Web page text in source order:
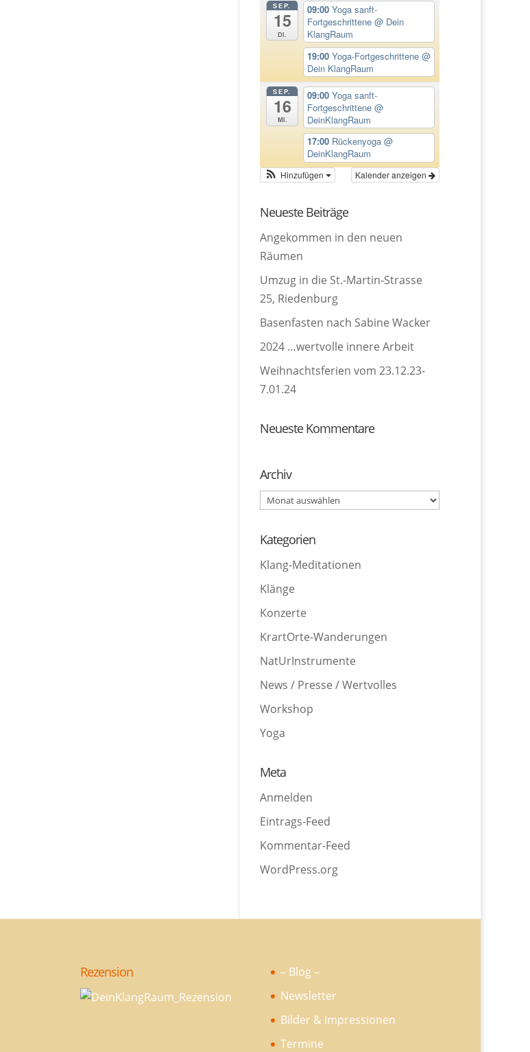
SEP.
15
Di.
09:00 Yoga sanft-
Fortgeschrittene @ Dein
KlangRaum
19:00 Yoga-Fortgeschrittene @
Dein KlangRaum
SEP.
16
Mi.
09:00 Yoga sanft-
Fortgeschrittene @
DeinKlangRaum
17:00 Rückenyoga @
DeinKlangRaum
Kalender anzeigen
Hinzufügen
Neueste Beiträge
Angekommen in den neuen
Räumen
Umzug in die St.-Martin-Strasse
25, Riedenburg
Basenfasten nach Sabine Wacker
2024 …wertvolle innere Arbeit
Weihnachtsferien vom 23.12.23-
7.01.24
Neueste Kommentare
Archiv
Archiv
Kategorien
Klang-Meditationen
Klänge
Konzerte
KrartOrte-Wanderungen
NatUrInstrumente
News / Presse / Wertvolles
Workshop
Yoga
Meta
Anmelden
Eintrags-Feed
Kommentar-Feed
WordPress.org
Rezension
– Blog –
Newsletter
Bilder & Impressionen
Termine